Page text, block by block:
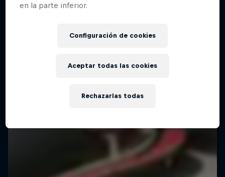
en la parte inferior.
Configuración de cookies
Rechazarlas todas
Aceptar todas las cookies